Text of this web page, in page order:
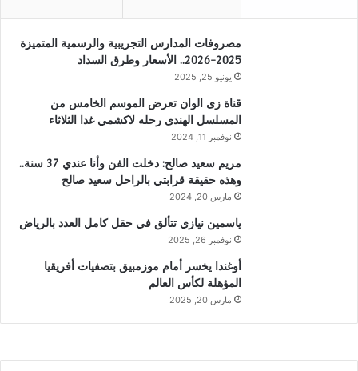
مصروفات المدارس التجريبية والرسمية المتميزة
2025-2026.. الأسعار وطرق السداد
يونيو 25, 2025
قناة زى الوان تعرض الموسم الخامس من
المسلسل الهندى رحله لاكشمي غدا الثلاثاء
نوفمبر 11, 2024
مريم سعيد صالح: دخلت الفن وأنا عندي 37 سنة..
وهذه حقيقة قرابتي بالراحل سعيد صالح
مارس 20, 2024
ياسمين نيازي تتألق في حقل كامل العدد بالرياض
نوفمبر 26, 2025
أوغندا يخسر أمام موزمبيق بتصفيات أفريقيا
المؤهلة لكأس العالم
مارس 20, 2025